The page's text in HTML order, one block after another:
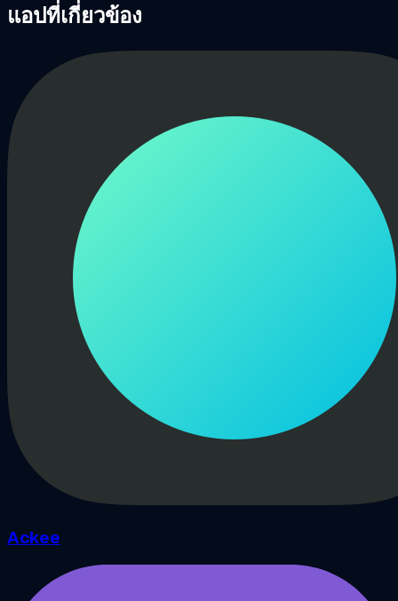
แอปที่เกี่ยวข้อง
Ackee